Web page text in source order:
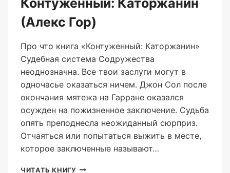
(Алекс Гор)
Про что книга «Контуженный: Каторжанин»
Судебная система Содружества
неоднозначна. Все твои заслуги могут в
одночасье оказаться ничем. Джон Сол после
окончания мятежа на Гарране оказался
осужден на пожизненное заключение. Судьба
опять преподнесла неожиданный сюрприз.
Отчаяться или попытаться выжить в месте,
которое заключенные называют…
ЧИТАТЬ КНИГУ КОНТУЖЕННЫЙ: